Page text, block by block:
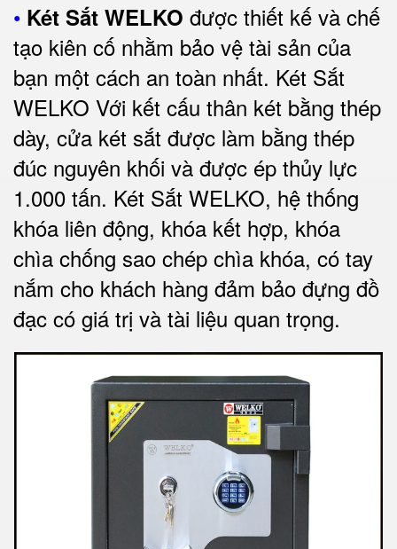
• Két Sắt WELKO được thiết kế và chế
tạo kiên cố nhằm bảo vệ tài sản của
bạn một cách an toàn nhất. Két Sắt
WELKO Với kết cấu thân két bằng thép
dày, cửa két sắt được làm bằng thép
đúc nguyên khối và được ép thủy lực
1.000 tấn. Két Sắt WELKO, hệ thống
khóa liên động, khóa kết hợp, khóa
chìa chống sao chép chìa khóa, có tay
nắm cho khách hàng đảm bảo đựng đồ
đạc có giá trị và tài liệu quan trọng.